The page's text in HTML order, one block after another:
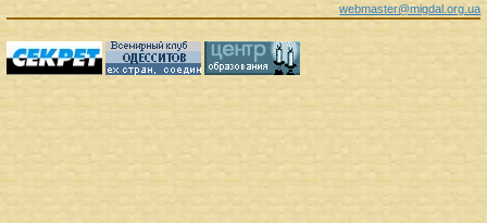
webmaster@migdal.org.ua